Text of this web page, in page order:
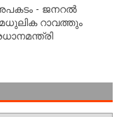
- ജനറല്‍
റാവത്തും